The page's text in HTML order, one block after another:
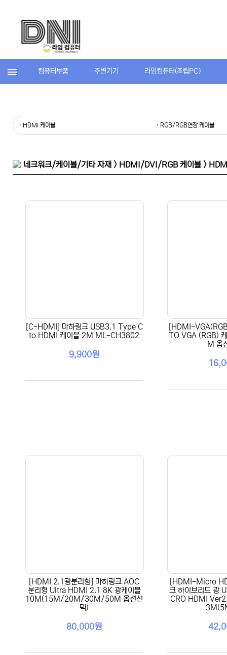
컴퓨터부품 주변기기 라임컴퓨터(조립PC)
· HDMI 케이블 · RGB/RGB연장 케이블
네크워크/케이블/기타 자재 > HDMI/DVI/RGB 케이블 >
[C-HDMI] 마하링크 USB3.1 Type C
to HDMI 케이블 2M ML-CH3802
9,900원
[HDMI-
TO VGA (RGB)
M 옵
[HDMI 2.1광분리형] 마하링크 AOC
분리형 Ultra HDMI 2.1 8K 광케이블
10M(15M/20M/30M/50M 옵션선
택)
80,000원
[HDMI-Micro
크 하이브리드 광
CRO HDMI